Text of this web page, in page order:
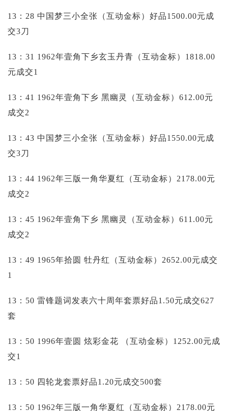
13：28 中国梦三小全张（互动金标）好品1500.00元成
交3刀
13：31 1962年壹角下乡玄玉丹青（互动金标）1818.00
元成交1
13：41 1962年壹角下乡 黑幽灵（互动金标）612.00元
成交2
13：43 中国梦三小全张（互动金标）好品1550.00元成
交3刀
13：44 1962年三版一角华夏红（互动金标）2178.00元
成交2
13：45 1962年壹角下乡 黑幽灵（互动金标）611.00元
成交2
13：49 1965年拾圆 牡丹红（互动金标）2652.00元成交
1
13：50 雷锋题词发表六十周年套票好品1.50元成交627
套
13：50 1996年壹圆 炫彩金花 （互动金标）1252.00元成
交1
13：50 四轮龙套票好品1.20元成交500套
13：50 1962年三版一角华夏红（互动金标）2178.00元